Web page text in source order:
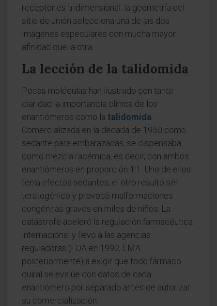
receptor es tridimensional: la geometría del
sitio de unión selecciona una de las dos
imágenes especulares con mucha mayor
afinidad que la otra.
La lección de la talidomida
Pocas moléculas han ilustrado con tanta
claridad la importancia clínica de los
enantiómeros como la talidomida
Comercializada en la década de 1950 como
sedante para embarazadas, se dispensaba
como mezcla racémica, es decir, con ambos
enantiómeros en proporción 1:1. Uno de ellos
tenía efectos sedantes; el otro resultó ser
teratogénico y provocó malformaciones
congénitas graves en miles de niños. La
catástrofe aceleró la regulación farmacéutica
internacional y llevó a las agencias
reguladoras (FDA en 1992, EMA
posteriormente) a exigir que todo fármaco
quiral se evalúe con datos de cada
enantiómero por separado antes de autorizar
su comercialización.